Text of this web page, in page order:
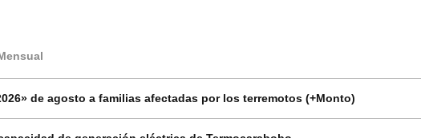
de agosto a familias afectadas por los terremotos (+Monto)